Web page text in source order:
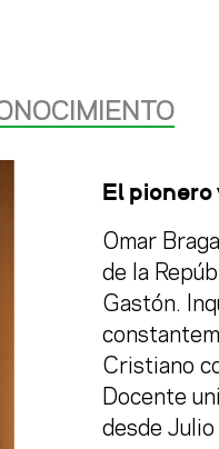
El
Omar Braga
de la
Gastón.
Cristiano
Docente
desde